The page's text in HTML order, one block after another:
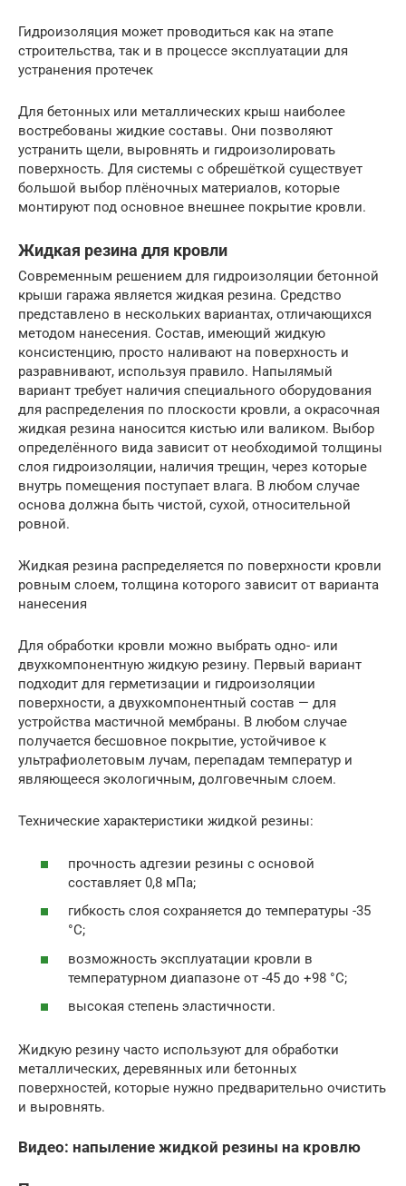
Гидроизоляция может проводиться как на этапе
строительства, так и в процессе эксплуатации для
устранения протечек
Для бетонных или металлических крыш наиболее
востребованы жидкие составы. Они позволяют
устранить щели, выровнять и гидроизолировать
поверхность. Для системы с обрешёткой существует
большой выбор плёночных материалов, которые
монтируют под основное внешнее покрытие кровли.
Жидкая резина для кровли
Современным решением для гидроизоляции бетонной
крыши гаража является жидкая резина. Средство
представлено в нескольких вариантах, отличающихся
методом нанесения. Состав, имеющий жидкую
консистенцию, просто наливают на поверхность и
разравнивают, используя правило. Напылямый
вариант требует наличия специального оборудования
для распределения по плоскости кровли, а окрасочная
жидкая резина наносится кистью или валиком. Выбор
определённого вида зависит от необходимой толщины
слоя гидроизоляции, наличия трещин, через которые
внутрь помещения поступает влага. В любом случае
основа должна быть чистой, сухой, относительной
ровной.
Жидкая резина распределяется по поверхности кровли
ровным слоем, толщина которого зависит от варианта
нанесения
Для обработки кровли можно выбрать одно- или
двухкомпонентную жидкую резину. Первый вариант
подходит для герметизации и гидроизоляции
поверхности, а двухкомпонентный состав — для
устройства мастичной мембраны. В любом случае
получается бесшовное покрытие, устойчивое к
ультрафиолетовым лучам, перепадам температур и
являющееся экологичным, долговечным слоем.
Технические характеристики жидкой резины:
прочность адгезии резины с основой
составляет 0,8 мПа;
гибкость слоя сохраняется до температуры -35
°C;
возможность эксплуатации кровли в
температурном диапазоне от -45 до +98 °C;
высокая степень эластичности.
Жидкую резину часто используют для обработки
металлических, деревянных или бетонных
поверхностей, которые нужно предварительно очистить
и выровнять.
Видео: напыление жидкой резины на кровлю